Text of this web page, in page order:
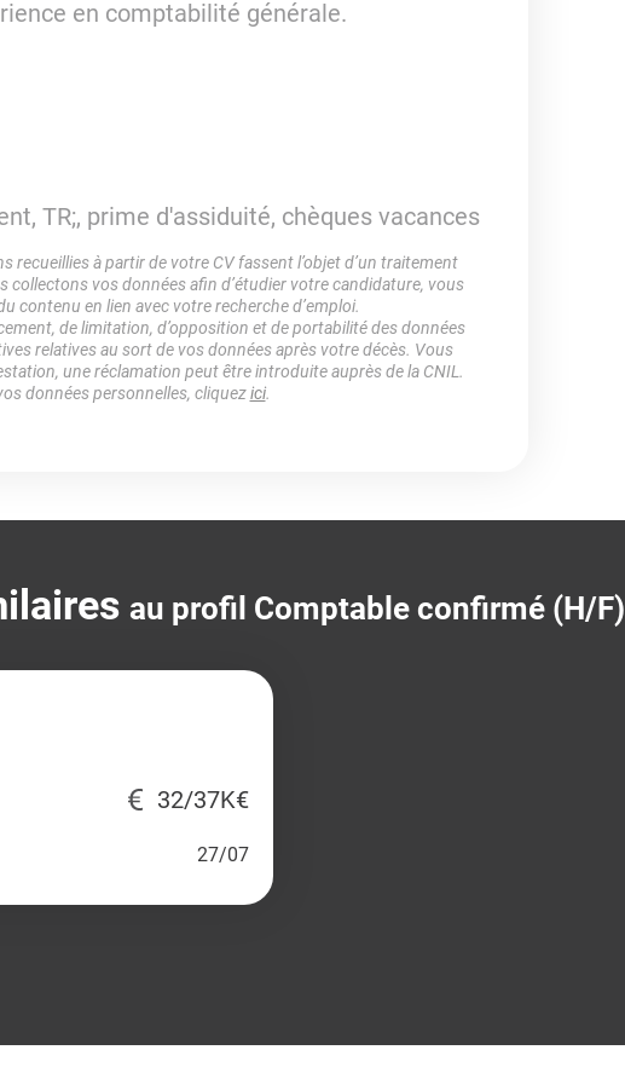
en comptabilité générale.
TR;, prime d'assiduité, chèques vacances
à partir de votre CV fassent l’objet d’un traitement
collectons vos données afin d’étudier votre candidature, vous
contenu en lien avec votre recherche d’emploi.
de limitation, d’opposition et de portabilité des données
relatives au sort de vos données après votre décès. Vous
une réclamation peut être introduite auprès de la CNIL.
données personnelles, cliquezici.
au profil Comptable confirmé (H/F)
32/37K€
27/07